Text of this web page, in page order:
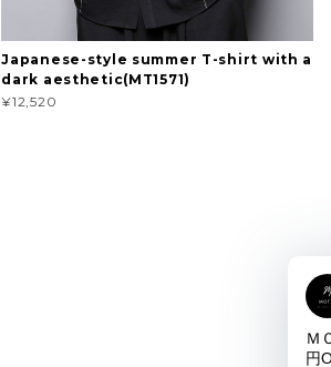
Japanese-style summer T-shirt with a
dark aesthetic(MT1571)
¥12,520